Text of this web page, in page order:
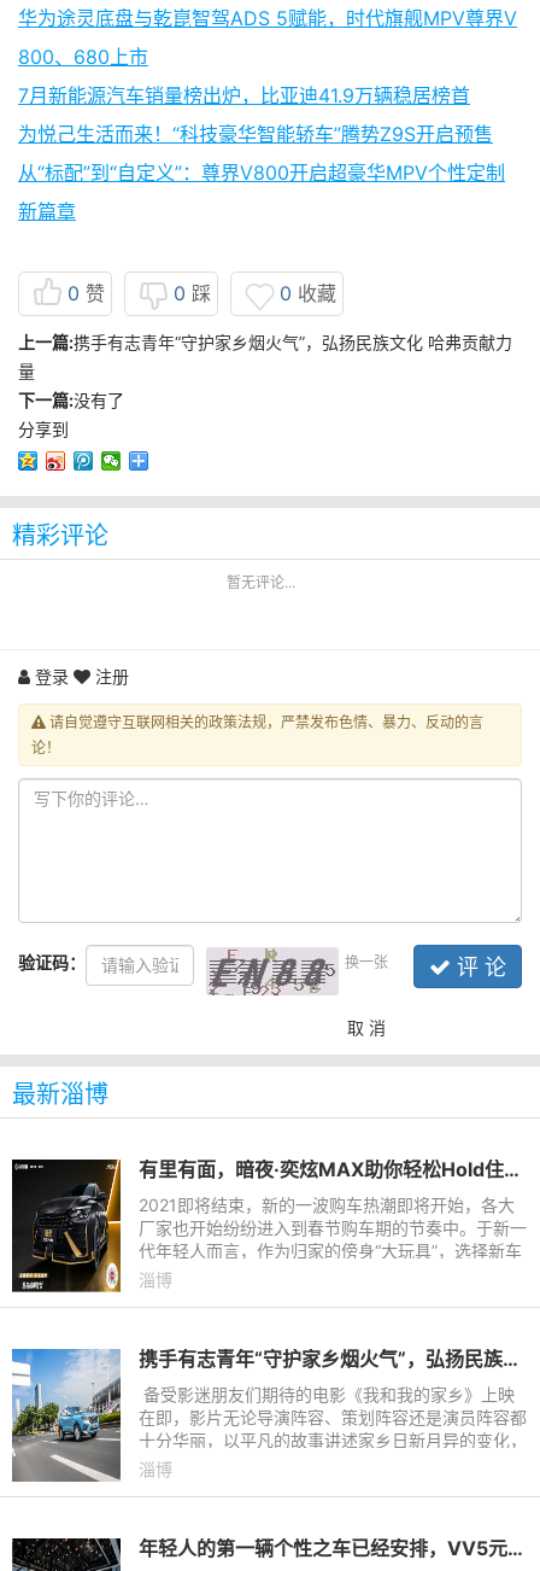
华为途灵底盘与乾崑智驾ADS 5赋能，时代旗舰MPV尊界V
800、680上市
7月新能源汽车销量榜出炉，比亚迪41.9万辆稳居榜首
为悦己生活而来！“科技豪华智能轿车”腾势Z9S开启预售
从“标配”到“自定义”：尊界V800开启超豪华MPV个性定制
新篇章
0 赞 0 踩 0 收藏
上一篇:携手有志青年“守护家乡烟火气”，弘扬民族文化 哈弗贡献力
量
下一篇:没有了
分享到
精彩评论
暂无评论...
登录 注册
请自觉遵守互联网相关的政策法规，严禁发布色情、暴力、反动的言
论！
验证码： 换一张 评 论
取 消
最新淄博
有里有面，暗夜·奕炫MAX助你轻松Hold住过年聚会
2021即将结束，新的一波购车热潮即将开始，各大
厂家也开始纷纷进入到春节购车期的节奏中。于新一
代年轻人而言，作为归家的傍身“大玩具”，选择新车
一定是“颜值至上”，其次是性能，毕竟过年回家参加
淄博
携手有志青年“守护家乡烟火气”，弘扬民族文化 哈弗贡献力量
备受影迷朋友们期待的电影《我和我的家乡》上映
在即，影片无论导演阵容、策划阵容还是演员阵容都
十分华丽，以平凡的故事讲述家乡日新月异的变化，
有望引爆今年国庆中秋超级黄金周的观影狂潮。
淄博
年轻人的第一辆个性之车已经安排，VV5元气橙年内上市！